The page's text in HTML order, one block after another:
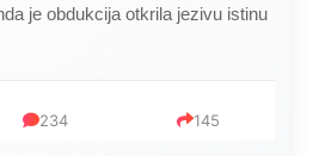
je obdukcija otkrila jezivu istinu
234 145